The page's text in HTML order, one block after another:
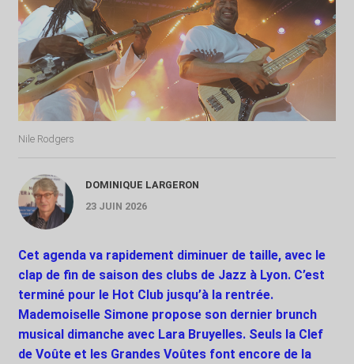
Nile Rodgers
DOMINIQUE LARGERON
23 JUIN 2026
Cet agenda va rapidement diminuer de taille, avec le
clap de fin de saison des clubs de Jazz à Lyon. C’est
terminé pour le Hot Club jusqu’à la rentrée.
Mademoiselle Simone propose son dernier brunch
musical dimanche avec Lara Bruyelles. Seuls la Clef
de Voûte et les Grandes Voûtes font encore de la